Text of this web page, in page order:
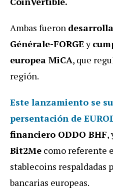
Ambas fueron
Générale-FORGEy
europea MiCA, que
región.
Este lanzamiento se
persentación de
financiero ODDO BHF,
Bit2Me como referente
stablecoins respaldadas
bancarias europeas.